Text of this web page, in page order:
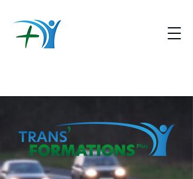
TRANS'
FORMATIONSPLUS